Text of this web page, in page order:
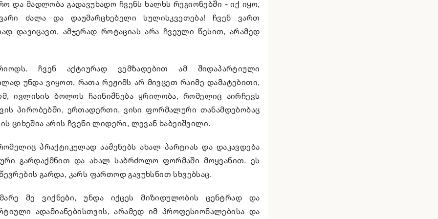
და მადლობა გადავუხადო ჩვენს ხალხს რეგიონებში - იქ იყო,
ძალა და დაუმარცხებელი სულისკვეთება! ჩვენ ვართ
დავიცავთ, ამჯერად როტაციას არა ჩვეული წესით, არამედ
ჩვენ აქტიურად ვემზადებით ამ შიდაპარტიული
უნდა ვიყოთ, რათა რეჟიმს არ მივცეთ რაიმე დამატებითი,
ივლისის ბოლოს ჩაინიშნება ყრილობა, რომელიც აირჩევს
პირობებში, ერთადერთი, ვისი ფორმალური თანამდებობაც
ციხეშია არის ჩვენი ლიდერი, ლევან ხაბეიშვილი.
პრაქტიკულად ააშენებს ახალ პარტიას და დაკავდება
გარდაქმნით და ახალ საბრძოლო ფორმაში მოყვანით. ეს
გარდა, კარს ფართოდ გავუხსნით სხვებსაც.
მე ვიქნები, უნდა იქცეს მიზიდულობის ცენტრად და
ადამიანებისთვის, არამედ იმ პროფესიონალებისა და